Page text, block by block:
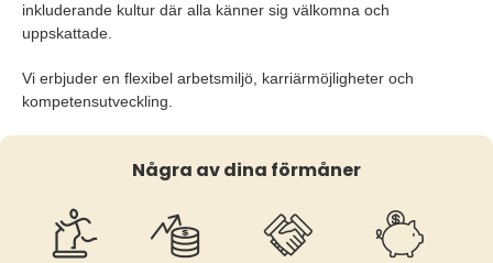
inkluderande kultur där alla känner sig välkomna och
uppskattade.
Vi erbjuder en flexibel arbetsmiljö, karriärmöjligheter och
kompetensutveckling.
Några av dina förmåner